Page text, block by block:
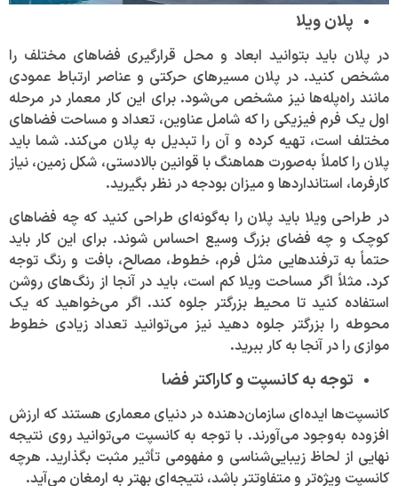
پلان ویلا
در پلان باید بتوانید ابعاد و محل قرارگیری فضا‌های مختلف را
مشخص کنید. در پلان مسیر‌های حرکتی و عناصر ارتباط عمودی
مانند راه‌پله‌ها نیز مشخص می‌شود. برای این کار معمار در مرحله
اول یک فرم فیزیکی را که شامل عناوین، تعداد و مساحت فضا‌های
مختلف است، تهیه کرده و آن را تبدیل به پلان می‌کند. شما باید
پلان را کاملاً به‌صورت هماهنگ با قوانین بالادستی، شکل زمین، نیاز
کارفرما، استاندارد‌ها و میزان بودجه در نظر بگیرید.
در طراحی ویلا باید پلان را به‌گونه‌ای طراحی کنید که چه فضا‌های
کوچک و چه فضای بزرگ وسیع احساس شوند. برای این کار باید
حتماً به ترفند‌هایی مثل فرم، خطوط، مصالح، بافت و رنگ توجه
کرد. مثلاً اگر مساحت ویلا کم است، باید در آنجا از رنگ‌های روشن
استفاده کنید تا محیط بزرگتر جلوه کند. اگر می‌خواهید که یک
محوطه را بزرگتر جلوه دهید نیز می‌توانید تعداد زیادی خطوط
موازی را در آنجا به کار ببرید.
توجه به کانسپت و کاراکتر فضا
کانسپت‌ها ایده‌ای سازمان‌دهنده در دنیای معماری هستند که ارزش
افزوده به‌وجود می‌آورند. با توجه به کانسپت می‌توانید روی نتیجه
نهایی از لحاظ زیبایی‌شناسی و مفهومی تأثیر مثبت بگذارید. هرچه
کانسپت ویژه‌تر و متفاوتتر باشد، نتیجه‌ای بهتر به ارمغان می‌آید.